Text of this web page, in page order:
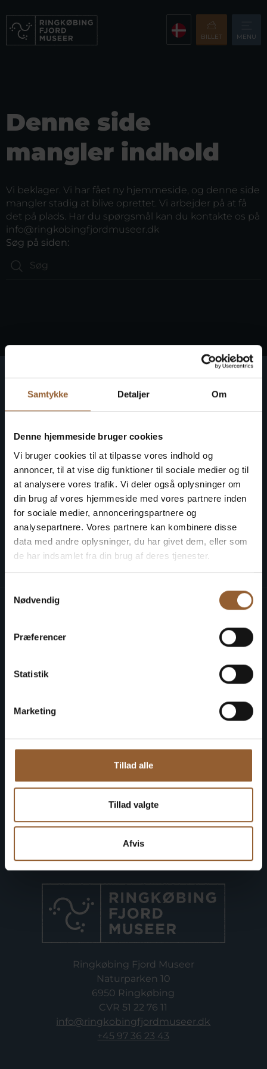
Samtykke Detaljer Om
Denne hjemmeside bruger cookies
Vi bruger cookies til at tilpasse vores indhold og
annoncer, til at vise dig funktioner til sociale medier og til
at analysere vores trafik. Vi deler også oplysninger om
din brug af vores hjemmeside med vores partnere inden
for sociale medier, annonceringspartnere og
analysepartnere. Vores partnere kan kombinere disse
data med andre oplysninger, du har givet dem, eller som
de har indsamlet fra din brug af deres tjenester.
Nødvendig
Præferencer
Statistik
Marketing
Tillad alle
Tillad valgte
Afvis
BILLET MENU
Denne side
mangler indhold
Vi beklager. Vi har fået ny hjemmeside, og denne side
mangler stadig at blive oprettet. Vi arbejder på at få
det på plads. Har du spørgsmål kan du kontakte os på
info@ringkobingfjordmuseer.dk
Søg på siden:
Gør historien levende på 10 museer
Få fri adgang til alle museer
Naturkraft Skjern Vindmølle Skjern
Fordelskort
Ringkøbing Fjord Museer
Naturparken 10
6950 Ringkøbing
CVR 51 22 76 11
info@ringkobingfjordmuseer.dk
+45 97 36 23 43